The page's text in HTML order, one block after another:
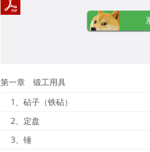
第一章 锻工用具
1、砧子（铁砧）
2、定盘
3、锤